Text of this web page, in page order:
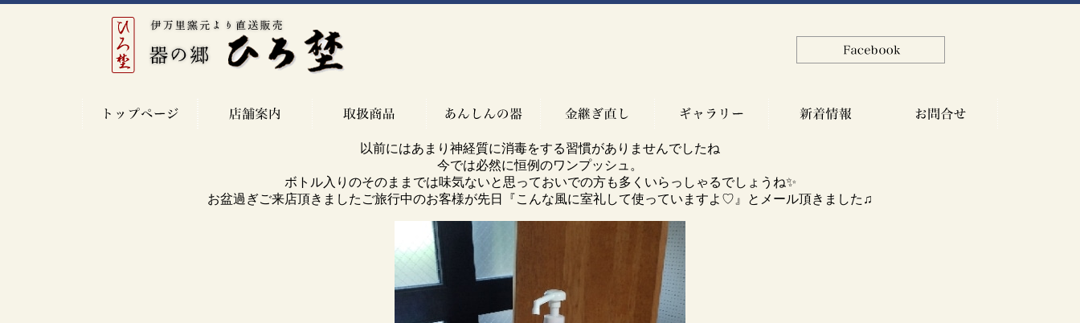
以前にはあまり神経質に消毒をする習慣がありませんでしたね
今では必然に恒例のワンプッシュ。
ボトル入りのそのままでは味気ないと思っておいでの方も多くいらっしゃるでしょうね✨
お盆過ぎご来店頂きましたご旅行中のお客様が先日『こんな風に室礼して使っていますよ♡』とメール頂きました♫